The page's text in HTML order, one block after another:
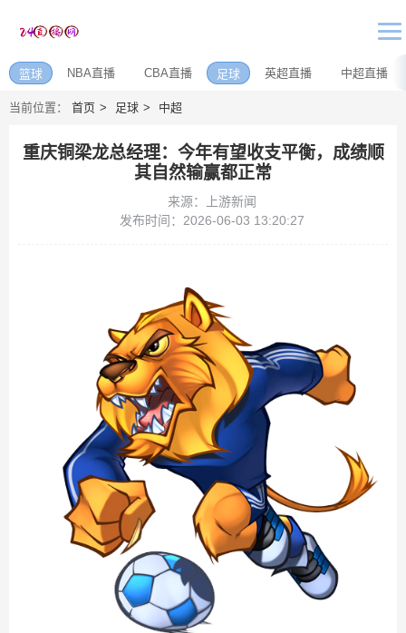
篮球 NBA直播 CBA直播 足球 英超直播 中超直播
当前位置： 首页 足球 中超
重庆铜梁龙总经理：今年有望收支平衡，成绩顺
其自然输赢都正常
来源：上游新闻
发布时间：2026-06-03 13:20:27